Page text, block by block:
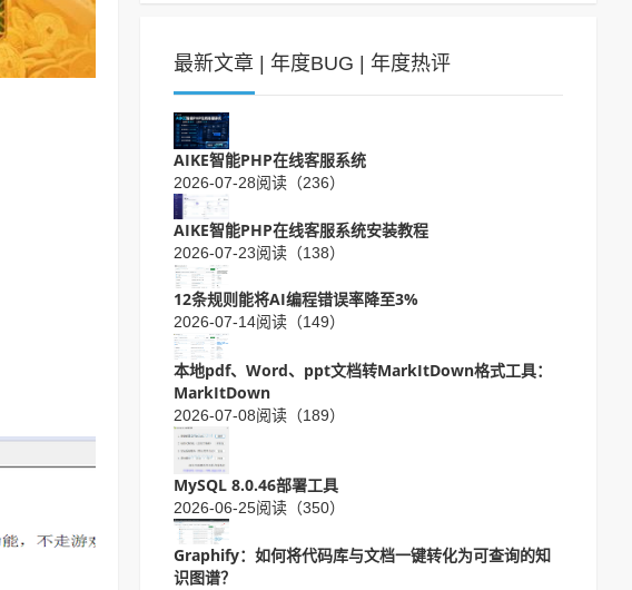
最新文章 | 年度BUG | 年度热评
AIKE智能PHP在线客服系统
2026-07-28阅读（236）
AIKE智能PHP在线客服系统安装教程
2026-07-23阅读（138）
12条规则能将AI编程错误率降至3%
2026-07-14阅读（149）
本地pdf、Word、ppt文档转MarkItDown格式工具：
MarkItDown
2026-07-08阅读（189）
MySQL 8.0.46部署工具
2026-06-25阅读（350）
Graphify：如何将代码库与文档一键转化为可查询的知
识图谱？